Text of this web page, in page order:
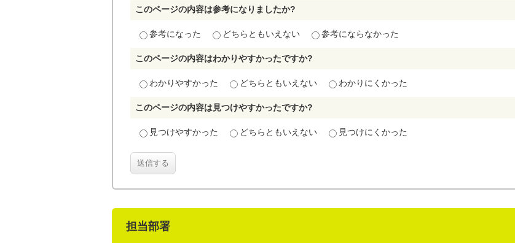
このページの内容は参考になりましたか?
参考になった どちらともいえない 参考にならなかった
このページの内容はわかりやすかったですか?
わかりやすかった どちらともいえない わかりにくかった
このページの内容は見つけやすかったですか?
見つけやすかった どちらともいえない 見つけにくかった
送信する
担当部署